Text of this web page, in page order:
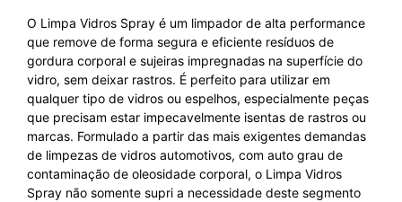
O Limpa Vidros Spray é um limpador de alta performance
que remove de forma segura e eficiente resíduos de
gordura corporal e sujeiras impregnadas na superfície do
vidro, sem deixar rastros. É perfeito para utilizar em
qualquer tipo de vidros ou espelhos, especialmente peças
que precisam estar impecavelmente isentas de rastros ou
marcas. Formulado a partir das mais exigentes demandas
de limpezas de vidros automotivos, com auto grau de
contaminação de oleosidade corporal, o Limpa Vidros
Spray não somente supri a necessidade deste segmento